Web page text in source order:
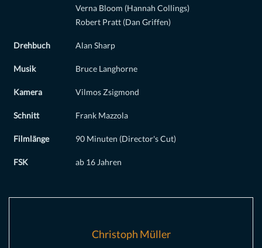
Verna Bloom (Hannah Collings)
Robert Pratt (Dan Griffen)
Drehbuch Alan Sharp
Musik Bruce Langhorne
Kamera Vilmos Zsigmond
Schnitt Frank Mazzola
Filmlänge 90 Minuten (Director's Cut)
FSK ab 16 Jahren
Christoph Müller